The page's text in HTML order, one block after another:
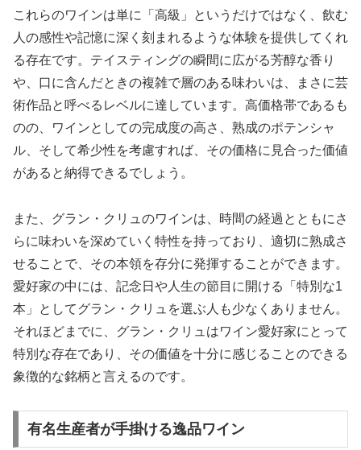
これらのワインは単に「高級」というだけではなく、飲む
人の感性や記憶に深く刻まれるような体験を提供してくれ
る存在です。テイスティングの瞬間に広がる芳醇な香り
や、口に含んだときの複雑で層のある味わいは、まさに芸
術作品と呼べるレベルに達しています。高価格帯であるも
のの、ワインとしての完成度の高さ、熟成のポテンシャ
ル、そして希少性を考慮すれば、その価格に見合った価値
があると納得できるでしょう。
また、グラン・クリュのワインは、時間の経過とともにさ
らに味わいを深めていく特性を持っており、適切に熟成さ
せることで、その本領を存分に発揮することができます。
愛好家の中には、記念日や人生の節目に開ける「特別な1
本」としてグラン・クリュを選ぶ人も少なくありません。
それほどまでに、グラン・クリュはワイン愛好家にとって
特別な存在であり、その価値を十分に感じることのできる
象徴的な銘柄と言えるのです。
有名生産者が手掛ける逸品ワイン